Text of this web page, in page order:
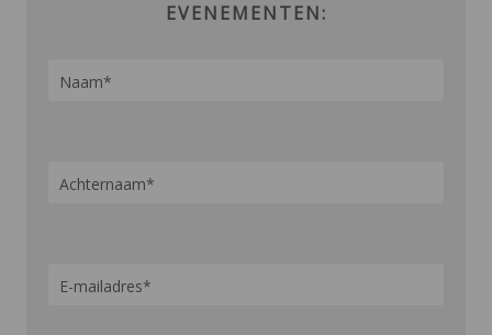
EVENEMENTEN: